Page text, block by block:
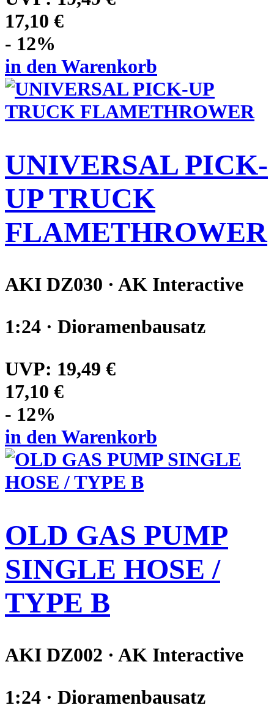
17,10 €
- 12%
in den Warenkorb
UNIVERSAL PICK-
UP TRUCK
FLAMETHROWER
AKI DZ030 · AK Interactive
1:24 · Dioramenbausatz
UVP: 19,49 €
17,10 €
- 12%
in den Warenkorb
OLD GAS PUMP
SINGLE HOSE /
TYPE B
AKI DZ002 · AK Interactive
1:24 · Dioramenbausatz